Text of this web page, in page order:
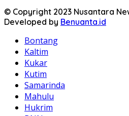
© Copyright 2023 Nusantara
Developed by Benuanta.id
Bontang
Kaltim
Kukar
Kutim
Samarinda
Mahulu
Hukrim